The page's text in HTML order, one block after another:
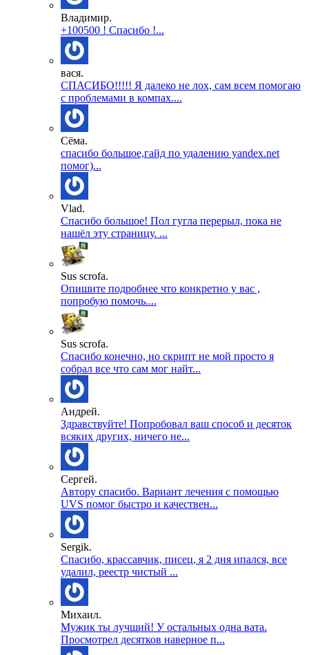
Владимир.
+100500 ! Спасибо !...
вася.
СПАСИБО!!!!! Я далеко не лох, сам всем помогаю
с проблемами в компах....
Сёма.
спасибо большое,гайд по удалению yandex.net
помог)...
Vlad.
Спасибо большое! Пол гугла перерыл, пока не
нашёл эту страницу. ...
Sus scrofa.
Опишите подробнее что конкретно у вас ,
попробую помочь....
Sus scrofa.
Спасибо конечно, но скрипт не мой просто я
собрал все что сам мог найт...
Андрей.
Здравствуйте! Попробовал ваш способ и десяток
всяких других, ничего не...
Сергей.
Автору спасибо. Вариант лечения с помощью
UVS помог быстро и качествен...
Sergik.
Спасибо, крассавчик, писец, я 2 дня ипался, все
удалил, реестр чистый ...
Михаил.
Мужик ты лучший! У остальных одна вата.
Просмотрел десятков наверное п...